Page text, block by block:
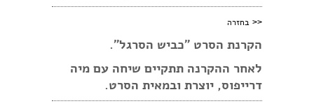
<< בחזרה
הקרנת הסרט ״כביש הסרגל״.
לאחר ההקרנה תתקיים שיחה עם מיה
דרייפוס, יוצרת ובמאית הסרט.